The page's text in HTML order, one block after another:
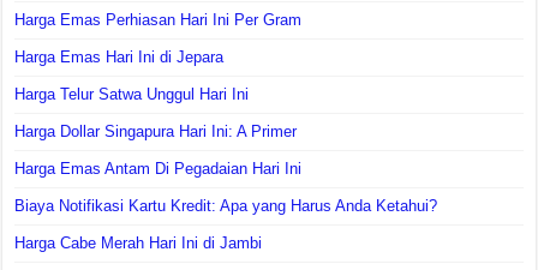
Harga Emas Perhiasan Hari Ini Per Gram
Harga Emas Hari Ini di Jepara
Harga Telur Satwa Unggul Hari Ini
Harga Dollar Singapura Hari Ini: A Primer
Harga Emas Antam Di Pegadaian Hari Ini
Biaya Notifikasi Kartu Kredit: Apa yang Harus Anda Ketahui?
Harga Cabe Merah Hari Ini di Jambi